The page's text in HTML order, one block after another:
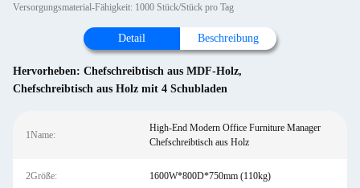
Versorgungsmaterial-Fähigkeit: 1000 Stück/Stück pro Tag
Detail Beschreibung
Hervorheben: Chefschreibtisch aus MDF-Holz,
Chefschreibtisch aus Holz mit 4 Schubladen
1Name:
High-End Modern Office Furniture Manager
Chefschreibtisch aus Holz
2Größe: 1600W*800D*750mm (110kg)